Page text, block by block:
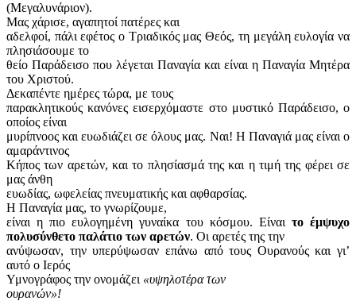
(Μεγαλυνάριον).
Μας χάρισε, αγαπητοί πατέρες και
αδελφοί, πάλι εφέτος ο Τριαδικός μας Θεός, τη μεγάλη ευλογία να
πλησιάσουμε το
θείο Παράδεισο που λέγεται Παναγία και είναι η Παναγία Μητέρα
του Χριστού.
Δεκαπέντε ημέρες τώρα, με τους
παρακλητικούς κανόνες εισερχόμαστε στο μυστικό Παράδεισο, ο
οποίος είναι
μυρίπνοος και ευωδιάζει σε όλους μας. Ναι! Η Παναγιά μας είναι ο
αμαράντινος
Κήπος των αρετών, και το πλησίασμά της και η τιμή της φέρει σε
μας άνθη
ευωδίας, ωφελείας πνευματικής και αφθαρσίας.
Η Παναγία μας, το γνωρίζουμε,
είναι η πιο ευλογημένη γυναίκα του κόσμου. Είναι το έμψυχο
πολυσύνθετο παλάτιο των αρετών. Οι αρετές της την
ανύψωσαν, την υπερύψωσαν επάνω από τους Ουρανούς και γι’
αυτό ο Ιερός
Υμνογράφος την ονομάζει «υψηλοτέρα των
ουρανών»!